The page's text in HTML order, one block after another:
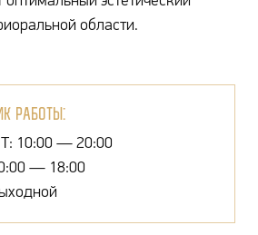
области.
работы:
10:00 — 20:00
— 18:00